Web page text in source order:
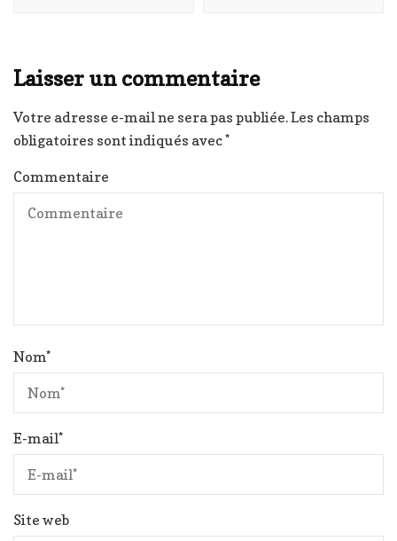
Laisser un commentaire
Votre adresse e-mail ne sera pas publiée.Les champs
obligatoires sont indiqués avec*
Commentaire
Nom*
E-mail*
Site web